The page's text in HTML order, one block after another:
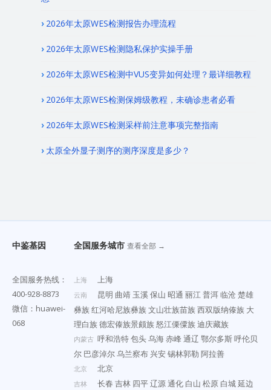
2026年太原WES检测报告办理流程
2026年太原WES检测隐私保护实操手册
2026年太原WES检测中VUS变异如何处理？最详细教程
2026年太原WES检测保姆级教程，未确诊患者必看
2026年太原WES检测采样前注意事项完整指南
太原全外显子测序的测序深度是多少？
中鉴基因
全国服务热线：
400-928-8873
微信：huawei-
068
全国服务城市 查看全部 →
上海 上海
云南 昆明 曲靖 玉溪保山 昭通 丽江普洱临沧楚雄
彝族红河哈尼族彝族文山壮族苗族西双版纳傣族 大
理白族德宏傣族景颇族怒江傈僳族迪庆藏族
内蒙古 呼和浩特包头乌海赤峰通辽 鄂尔多斯呼伦贝
尔 巴彦淖尔乌兰察布 兴安锡林郭勒 阿拉善
北京 北京
吉林 长春 吉林 四平辽源通化 白山 松原 白城延边